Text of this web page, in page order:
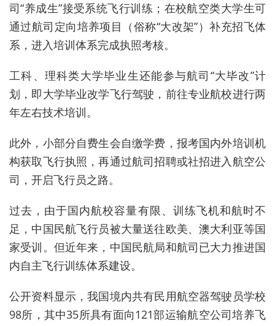
司“养成生”接受系统飞行训练；在校航空类大学生可
通过航司定向培养项目（俗称“大改架”）补充招飞体
系，进入培训体系完成执照考核。
工科、理科类大学毕业生还能参与航司“大毕改”计
划，即大学毕业改学飞行驾驶，前往专业航校进行两
年左右技术培训。
此外，小部分自费生会自缴学费，报考国内外培训机
构获取飞行执照，再通过航司招聘或社招进入航空公
司，开启飞行员之路。
过去，由于国内航校容量有限、训练飞机和航时不
足，中国民航飞行员被大量送往欧美、澳大利亚等国
家受训。但近年来，中国民航局和航司已大力推进国
内自主飞行训练体系建设。
公开资料显示，我国境内共有民用航空器驾驶员学校
98所，其中35所具有面向121部运输航空公司培养飞